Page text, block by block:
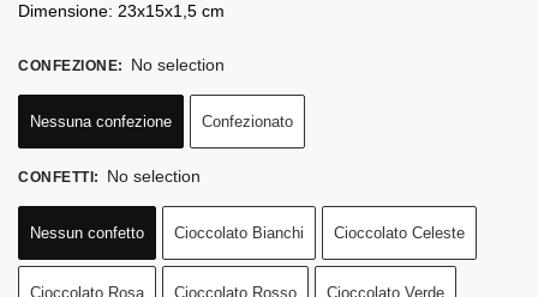
Dimensione: 23x15x1,5 cm
CONFEZIONE: No selection
Nessuna confezione Confezionato
CONFETTI : No selection
Nessun confetto Cioccolato Bianchi Cioccolato Celeste
Cioccolato Rosa Cioccolato Rosso Cioccolato Verde